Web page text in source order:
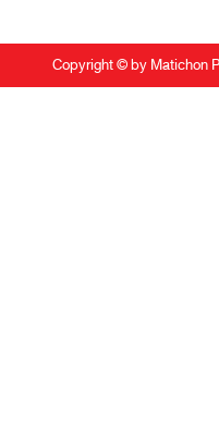
Copyright © by Matichon